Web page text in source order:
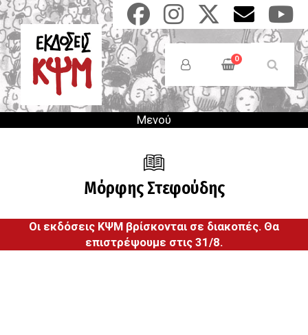
Παράκαμψη
προς
το
κυρίως
περιεχόμενο
Anonymous
Users
Menu
0
Μενού
Μόρφης Στεφούδης
Οι εκδόσεις ΚΨΜ βρίσκονται σε διακοπές. Θα
επιστρέψουμε στις 31/8.